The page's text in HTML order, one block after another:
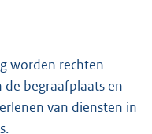
worden rechten
begraafplaats en
van diensten in